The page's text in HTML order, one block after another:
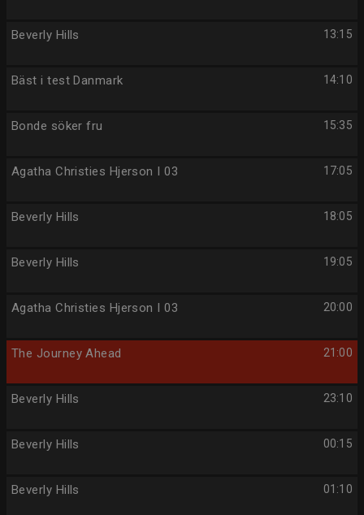
13:15
Beverly Hills
14:10
Bäst i test Danmark
15:35
Bonde söker fru
17:05
Agatha Christies Hjerson I 03
18:05
Beverly Hills
19:05
Beverly Hills
20:00
Agatha Christies Hjerson I 03
21:00
The Journey Ahead
23:10
Beverly Hills
00:15
Beverly Hills
01:10
Beverly Hills